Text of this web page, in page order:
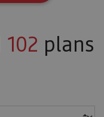
102 plans